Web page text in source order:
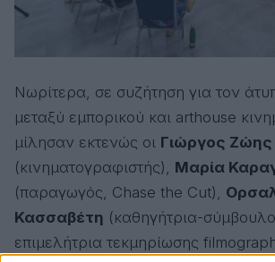
Νωρίτερα, σε συζήτηση για τον
μεταξύ εμπορικού και arthouse
μίλησαν εκτενώς οι Γιώργος Ζώης
(κινηματογραφιστής), Μαρία
(παραγωγός, Chase the Cut),
Κασσαβέτη (καθηγήτρια-
επιμελήτρια τεκμηρίωσης